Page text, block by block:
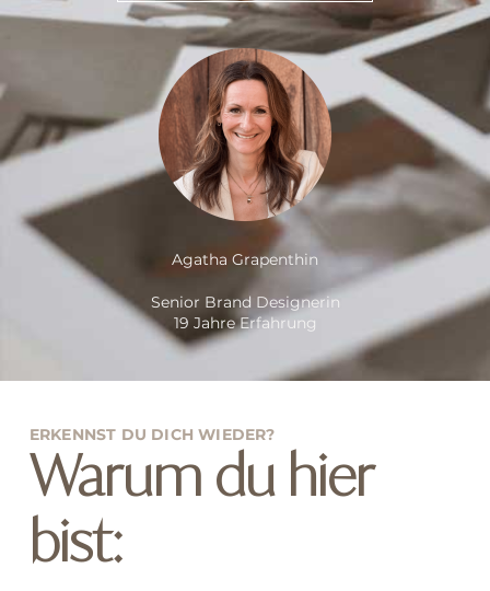
Agatha Grapenthin
Senior Brand Designerin
19 Jahre Erfahrung
ERKENNST DU DICH WIEDER?
Warum du hier
bist: